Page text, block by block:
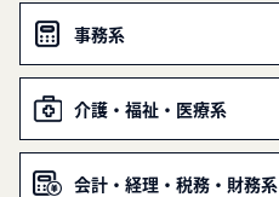
事務系
介護・福祉・医療系
会計・経理・税務・財務系